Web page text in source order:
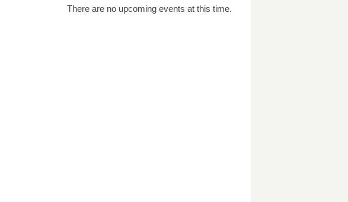
There are no upcoming events at this time.